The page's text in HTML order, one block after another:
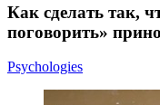
Как сделать так,
поговорить»
Psychologies